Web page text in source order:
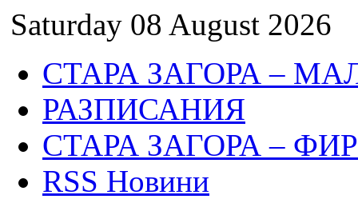
Saturday 08 August 2026
СТАРА ЗАГОРА –
РАЗПИСАНИЯ
СТАРА ЗАГОРА –
RSS Новини